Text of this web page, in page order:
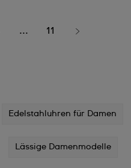
... 11
Edelstahluhren für Damen
Lässige Damenmodelle